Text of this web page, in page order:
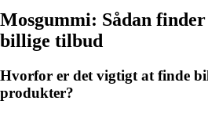
Mosgummi: Sådan finder
billige tilbud
Hvorfor er det vigtigt at finde
produkter?